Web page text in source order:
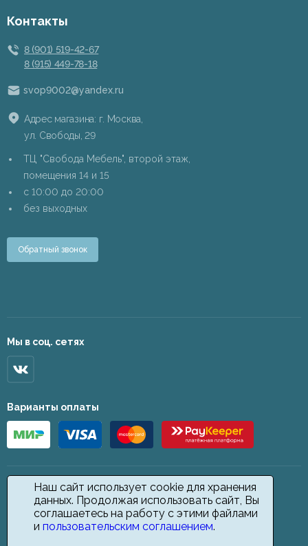
Наш сайт использует cookie для хранения
данных. Продолжая использовать сайт, Вы
соглашаетесь на работу с этими файлами
и пользовательским соглашением.
Контакты
8 (901) 519-42-67
8 (915) 449-78-18
svop9002@yandex.ru
Адрес магазина: г. Москва,
ул. Свободы, 29
ТЦ "Свобода Мебель", второй этаж,
помещения 14 и 15
c 10:00 до 20:00
без выходных
Обратный звонок
Мы в соц. сетях
Варианты оплаты